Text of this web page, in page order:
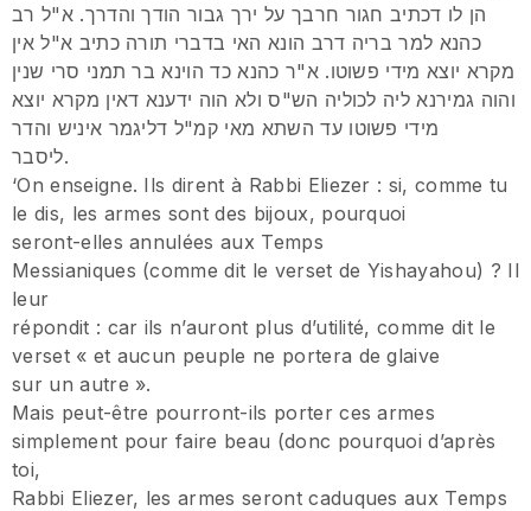
הן לו דכתיב חגור חרבך על ירך גבור הודך והדרך. א"ל רב
כהנא למר בריה דרב הונא האי בדברי תורה כתיב א"ל אין
מקרא יוצא מידי פשוטו. א"ר כהנא כד הוינא בר תמני סרי שנין
והוה גמירנא ליה לכוליה הש"ס ולא הוה ידענא דאין מקרא יוצא
מידי פשוטו עד השתא מאי קמ"ל דליגמר איניש והדר
ליסבר.
‘On enseigne. Ils dirent à Rabbi Eliezer : si, comme tu
le dis, les armes sont des bijoux, pourquoi
seront-elles annulées aux Temps
Messianiques (comme dit le verset de Yishayahou) ? Il
leur
répondit : car ils n’auront plus d’utilité, comme dit le
verset « et aucun peuple ne portera de glaive
sur un autre ».
Mais peut-être pourront-ils porter ces armes
simplement pour faire beau (donc pourquoi d’après
toi,
Rabbi Eliezer, les armes seront caduques aux Temps